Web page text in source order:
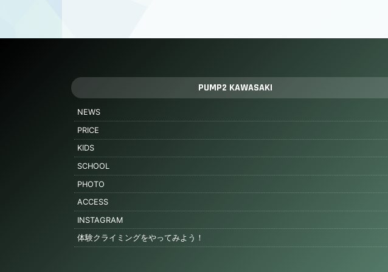
PUMP2 KAWASAKI
NEWS
PRICE
KIDS
SCHOOL
PHOTO
ACCESS
INSTAGRAM
体験クライミングをやってみよう！